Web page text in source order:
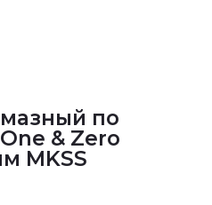
по
& Zero
MKSS